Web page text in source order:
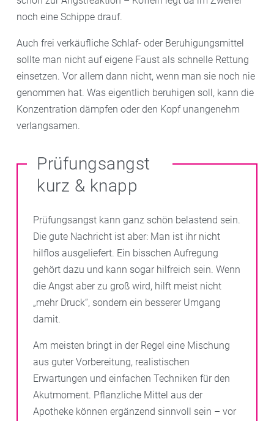
noch eine Schippe drauf.
Auch frei verkäufliche Schlaf- oder Beruhigungsmittel
sollte man nicht auf eigene Faust als schnelle Rettung
einsetzen. Vor allem dann nicht, wenn man sie noch nie
genommen hat. Was eigentlich beruhigen soll, kann die
Konzentration dämpfen oder den Kopf unangenehm
verlangsamen.
Prüfungsangst
kurz & knapp
Prüfungsangst kann ganz schön belastend sein.
Die gute Nachricht ist aber: Man ist ihr nicht
hilflos ausgeliefert. Ein bisschen Aufregung
gehört dazu und kann sogar hilfreich sein. Wenn
die Angst aber zu groß wird, hilft meist nicht
„mehr Druck“, sondern ein besserer Umgang
damit.
Am meisten bringt in der Regel eine Mischung
aus guter Vorbereitung, realistischen
Erwartungen und einfachen Techniken für den
Akutmoment. Pflanzliche Mittel aus der
Apotheke können ergänzend sinnvoll sein – vor